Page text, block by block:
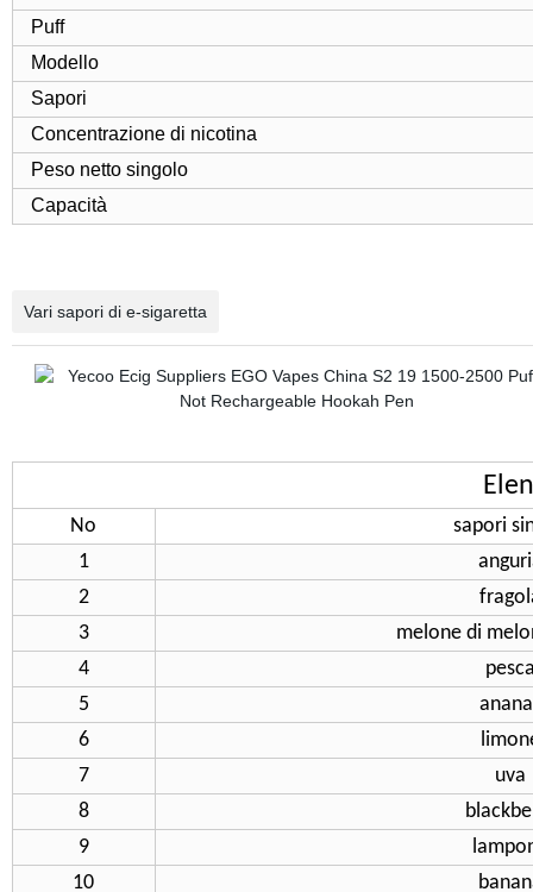
Puff
Modello
Sapori
Concentrazione di nicotina
Peso netto singolo
Capacità
Vari sapori di e-sigaretta
No
sapori
1
2
3
melone di
4
5
6
7
uva
8
9
10